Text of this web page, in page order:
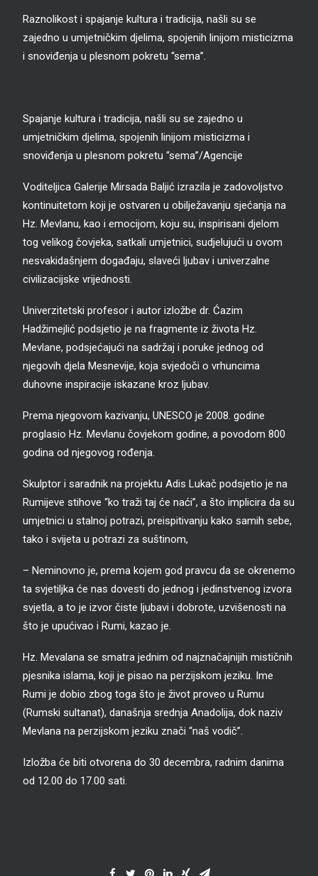
Raznolikost i spajanje kultura i tradicija, našli su se
zajedno u umjetničkim djelima, spojenih linijom misticizma
i snoviđenja u plesnom pokretu “sema”.
Spajanje kultura i tradicija, našli su se zajedno u
umjetničkim djelima, spojenih linijom misticizma i
snoviđenja u plesnom pokretu “sema”/Agencije
Voditeljica Galerije Mirsada Baljić izrazila je zadovoljstvo
kontinuitetom koji je ostvaren u obilježavanju sjećanja na
Hz. Mevlanu, kao i emocijom, koju su, inspirisani djelom
tog velikog čovjeka, satkali umjetnici, sudjelujući u ovom
nesvakidašnjem događaju, slaveći ljubav i univerzalne
civilizacijske vrijednosti.
Univerzitetski profesor i autor izložbe dr. Ćazim
Hadžimejlić podsjetio je na fragmente iz života Hz.
Mevlane, podsjećajući na sadržaj i poruke jednog od
njegovih djela Mesnevije, koja svjedoči o vrhuncima
duhovne inspiracije iskazane kroz ljubav.
Prema njegovom kazivanju, UNESCO je 2008. godine
proglasio Hz. Mevlanu čovjekom godine, a povodom 800
godina od njegovog rođenja.
Skulptor i saradnik na projektu Adis Lukač podsjetio je na
Rumijeve stihove “ko traži taj će naći”, a što implicira da su
umjetnici u stalnoj potrazi, preispitivanju kako samih sebe,
tako i svijeta u potrazi za suštinom,
– Neminovno je, prema kojem god pravcu da se okrenemo
ta svjetiljka će nas dovesti do jednog i jedinstvenog izvora
svjetla, a to je izvor čiste ljubavi i dobrote, uzvišenosti na
što je upućivao i Rumi, kazao je.
Hz. Mevalana se smatra jednim od najznačajnijih mističnih
pjesnika islama, koji je pisao na perzijskom jeziku. Ime
Rumi je dobio zbog toga što je život proveo u Rumu
(Rumski sultanat), današnja srednja Anadolija, dok naziv
Mevlana na perzijskom jeziku znači “naš vodič”.
Izložba će biti otvorena do 30 decembra, radnim danima
od 12.00 do 17.00 sati.